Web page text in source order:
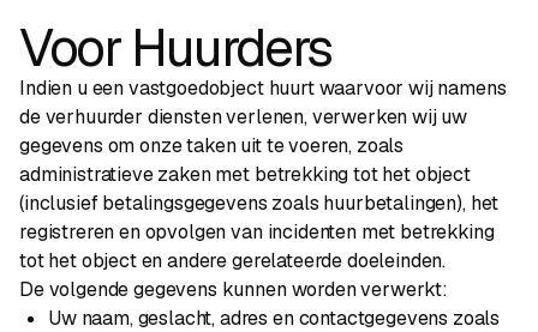
Voor Huurders
Indien u een vastgoedobject huurt waarvoor wij namens
de verhuurder diensten verlenen, verwerken wij uw
gegevens om onze taken uit te voeren, zoals
administratieve zaken met betrekking tot het object
(inclusief betalingsgegevens zoals huurbetalingen), het
registreren en opvolgen van incidenten met betrekking
tot het object en andere gerelateerde doeleinden.
De volgende gegevens kunnen worden verwerkt:
Uw naam, geslacht, adres en contactgegevens zoals